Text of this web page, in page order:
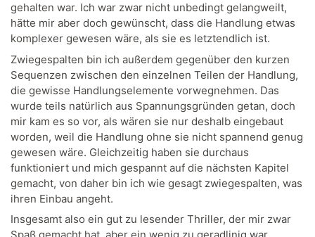
gehalten war. Ich war zwar nicht unbedingt gelangweilt,
hätte mir aber doch gewünscht, dass die Handlung etwas
komplexer gewesen wäre, als sie es letztendlich ist.
Zwiegespalten bin ich außerdem gegenüber den kurzen
Sequenzen zwischen den einzelnen Teilen der Handlung,
die gewisse Handlungselemente vorwegnehmen. Das
wurde teils natürlich aus Spannungsgründen getan, doch
mir kam es so vor, als wären sie nur deshalb eingebaut
worden, weil die Handlung ohne sie nicht spannend genug
gewesen wäre. Gleichzeitig haben sie durchaus
funktioniert und mich gespannt auf die nächsten Kapitel
gemacht, von daher bin ich wie gesagt zwiegespalten, was
ihren Einbau angeht.
Insgesamt also ein gut zu lesender Thriller, der mir zwar